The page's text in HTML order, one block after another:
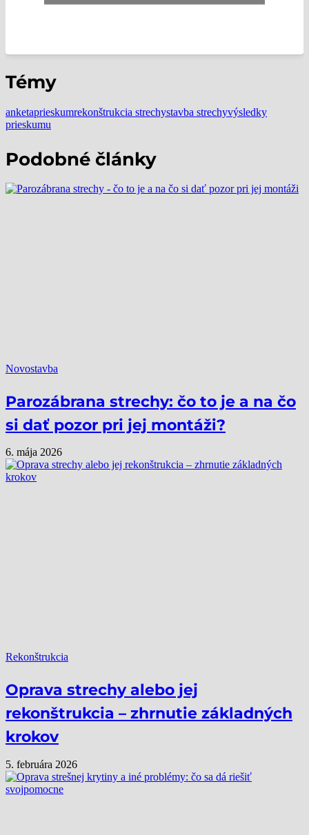
Témy
anketaprieskumrekonštrukcia strechystavba strechyvýsledky
prieskumu
Podobné články
Novostavba
Parozábrana strechy: čo to je a na čo
si dať pozor pri jej montáži?
6. mája 2026
Rekonštrukcia
Oprava strechy alebo jej
rekonštrukcia – zhrnutie základných
krokov
5. februára 2026